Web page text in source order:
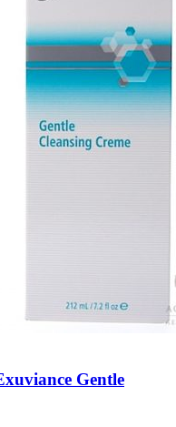
Gentle